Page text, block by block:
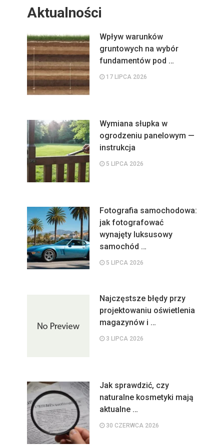
Aktualności
Wpływ warunków
gruntowych na wybór
fundamentów pod …
17 LIPCA 2026
Wymiana słupka w
ogrodzeniu panelowym —
instrukcja
5 LIPCA 2026
Fotografia samochodowa:
jak fotografować
wynajęty luksusowy
samochód …
5 LIPCA 2026
Najczęstsze błędy przy
projektowaniu oświetlenia
magazynów i …
3 LIPCA 2026
Jak sprawdzić, czy
naturalne kosmetyki mają
aktualne …
30 CZERWCA 2026